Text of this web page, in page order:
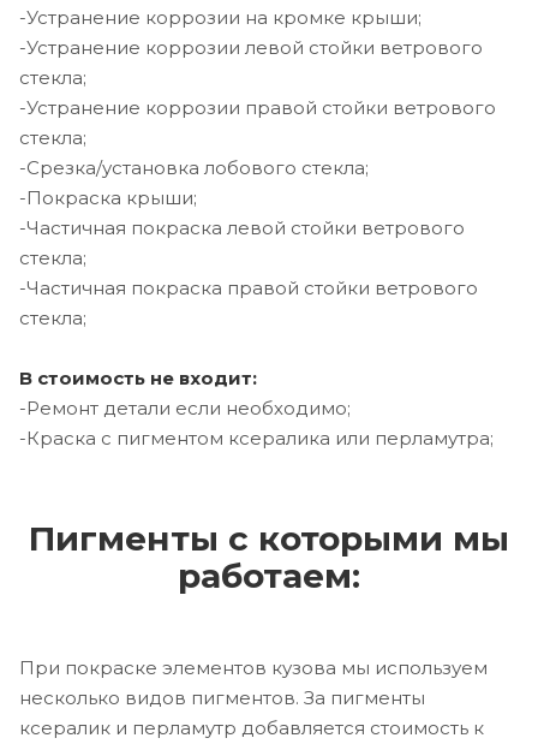
-Устранение коррозии на кромке крыши;
-Устранение коррозии левой стойки ветрового
стекла;
-Устранение коррозии правой стойки ветрового
стекла;
-Срезка/установка лобового стекла;
-Покраска крыши;
-Частичная покраска левой стойки ветрового
стекла;
-Частичная покраска правой стойки ветрового
стекла;
В стоимость не входит:
-Ремонт детали если необходимо;
-Краска с пигментом ксералика или перламутра;
Пигменты с которыми мы
работаем:
При покраске элементов кузова мы используем
несколько видов пигментов. За пигменты
ксералик и перламутр добавляется стоимость к